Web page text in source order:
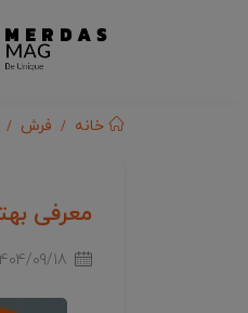
خانه فرش
معرفی
09/18